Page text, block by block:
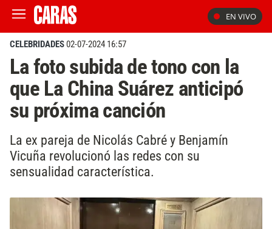
EN VIVO
CELEBRIDADES02-07-2024 16:57
La foto subida de tono con la
que La China Suárez anticipó
su próxima canción
La ex pareja de Nicolás Cabré y Benjamín
Vicuña revolucionó las redes con su
sensualidad característica.